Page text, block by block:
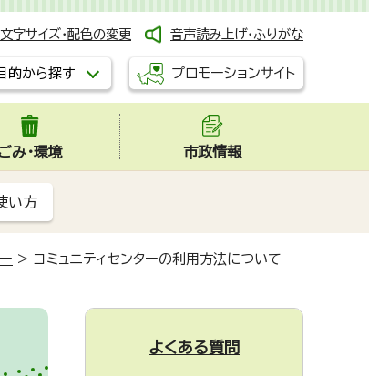
文字サイズ・配色の変更 音声読み上げ・ふりがな
的から探す プロモーションサイト
み・環境 市政情報
い方
> コミュニティセンターの利用方法について
よくある質問